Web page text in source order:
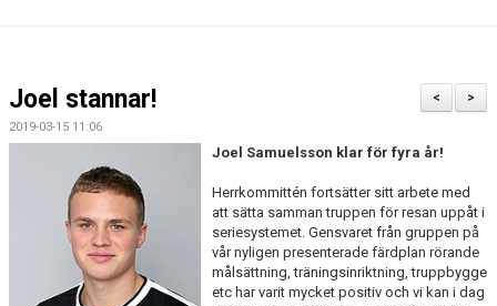
KONTAKT
>
<
Joel stannar!
2019-03-15 11:06
Joel Samuelsson klar för fyra år!
Herrkommittén fortsätter sitt arbete med
att sätta samman truppen för resan uppåt i
seriesystemet. Gensvaret från gruppen på
vår nyligen presenterade färdplan rörande
målsättning, träningsinriktning, truppbygge
etc har varit mycket positiv och vi kan i dag